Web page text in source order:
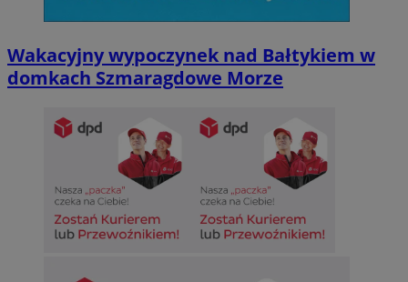
Wakacyjny wypoczynek nad Bałtykiem w
domkach Szmaragdowe Morze